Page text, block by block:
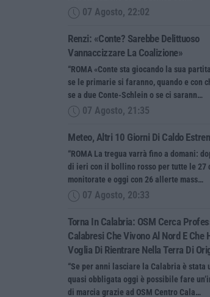
07 Agosto, 22:02
Renzi: «Conte? Sarebbe Delittuoso
Vannaccizzare La Coalizione»
“ROMA «Conte sta giocando la sua
se le primarie si faranno, quando e con
se a due Conte-Schlein o se ci sarann…
07 Agosto, 21:35
Meteo, Altri 10 Giorni Di Caldo
“ROMA La tregua varrà fino a domani:
di ieri con il bollino rosso per tutte le 27
monitorate e oggi con 26 allerte mass…
07 Agosto, 20:33
Torna In Calabria: OSM Cerca
Calabresi Che Vivono Al Nord E Che
Voglia Di Rientrare Nella Terra Di
“Se per anni lasciare la Calabria è stata
quasi obbligata oggi è possibile fare
di marcia grazie ad OSM Centro Cala…